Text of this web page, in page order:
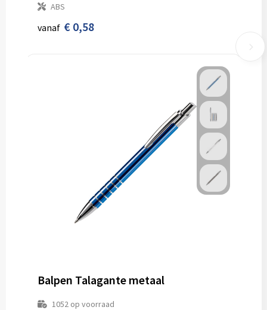
ABS
vanaf € 0,58
Balpen Talagante metaal
1052op voorraad